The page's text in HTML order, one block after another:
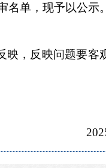
单，现予以公示。
映，反映问题要客